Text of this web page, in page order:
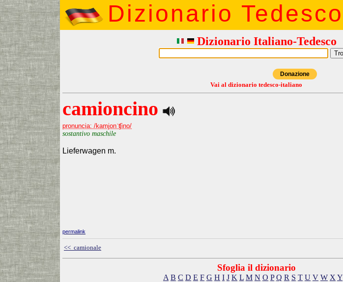
Dizionario Tedesco
Dizionario Italiano-Tedesco
Donazione
Vai al dizionario tedesco-italiano
camioncino
pronuncia: /kamjonˈʧino/
sostantivo maschile
Lieferwagen m.
permalink
<< camionale
Sfoglia il dizionario
A B C D E F G H I J K L M N O P Q R S T U V W X Y